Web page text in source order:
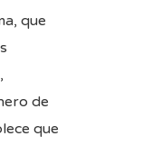
que
de
que